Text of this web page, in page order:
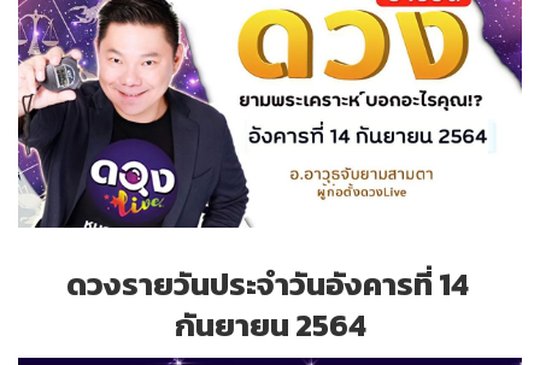
ดวงรายวันประจำวันอังคารที่ 14
กันยายน 2564